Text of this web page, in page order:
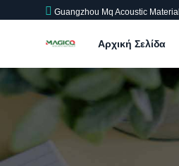
Guangzhou Mq Acoustic
Αρχική Σελίδα